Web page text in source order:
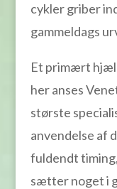
cykler griber
gammeldags
Et primært
her anses
største
anvendelse af
fuldendt
sætter noget i